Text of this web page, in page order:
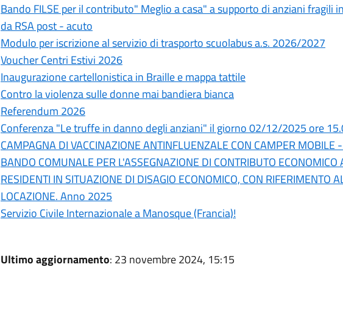
Bando FILSE per il contributo" Meglio a casa" a supporto di anziani fragili
da RSA post - acuto
Modulo per iscrizione al servizio di trasporto scuolabus a.s. 2026/2027
Voucher Centri Estivi 2026
Inaugurazione cartellonistica in Braille e mappa tattile
Contro la violenza sulle donne mai bandiera bianca
Referendum 2026
Conferenza "Le truffe in danno degli anziani" il giorno 02/12/2025 ore
CAMPAGNA DI VACCINAZIONE ANTINFLUENZALE CON CAMPER
BANDO COMUNALE PER L'ASSEGNAZIONE DI CONTRIBUTO ECONOMICO
RESIDENTI IN SITUAZIONE DI DISAGIO ECONOMICO, CON RIFERIMENTO
LOCAZIONE. Anno 2025
Servizio Civile Internazionale a Manosque (Francia)!
Ultimo aggiornamento: 23 novembre 2024, 15:15